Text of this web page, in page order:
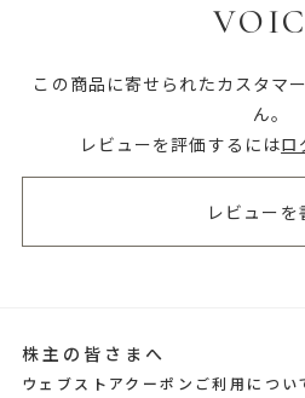
この商品に寄せられたカスタマ
ん。
レビューを評価するにはロ
レビューを
株主の皆さまへ
ウェブストアクーポンご利用につ